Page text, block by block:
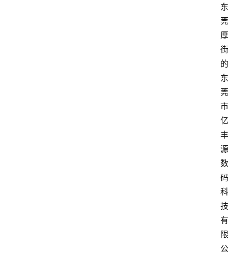
东
莞
厚
街
的
东
莞
市
亿
丰
源
数
码
科
技
有
限
公